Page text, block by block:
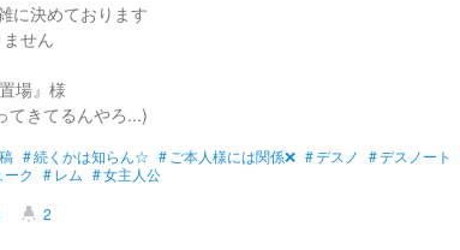
に決めております
せん
場』様
てきてるんやろ...)
#続くかは知らん☆ # ご本人様には関係❌ #デスノ #デスノート
ーク #レム #女主人公
highlight 2